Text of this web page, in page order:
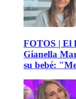
FOTOS | El
Gianella
su bebé: